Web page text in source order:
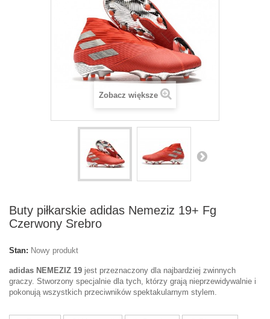
Zobacz większe
Buty piłkarskie adidas Nemeziz 19+ Fg
Czerwony Srebro
Stan: Nowy produkt
adidas NEMEZIZ 19 jest przeznaczony dla najbardziej zwinnych
graczy. Stworzony specjalnie dla tych, którzy grają nieprzewidywalnie i
pokonują wszystkich przeciwników spektakularnym stylem.